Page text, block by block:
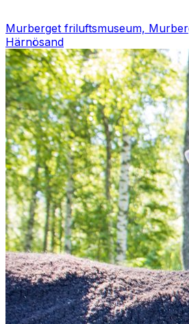
Murberget friluftsmuseum,
Härnösand